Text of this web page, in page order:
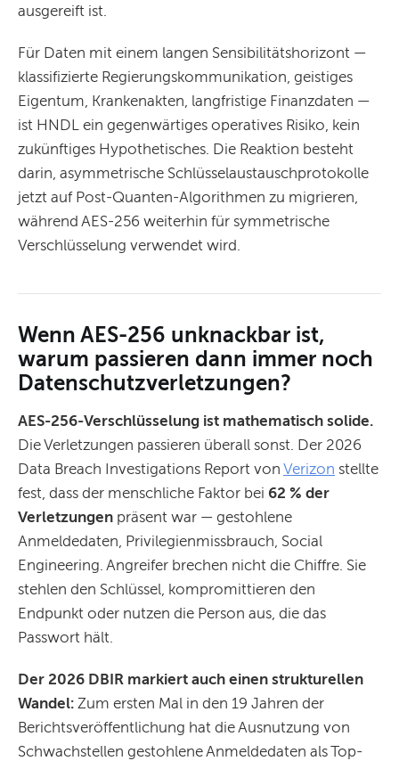
ausgereift ist.
Für Daten mit einem langen Sensibilitätshorizont —
klassifizierte Regierungskommunikation, geistiges
Eigentum, Krankenakten, langfristige Finanzdaten —
ist HNDL ein gegenwärtiges operatives Risiko, kein
zukünftiges Hypothetisches. Die Reaktion besteht
darin, asymmetrische Schlüsselaustauschprotokolle
jetzt auf Post-Quanten-Algorithmen zu migrieren,
während AES-256 weiterhin für symmetrische
Verschlüsselung verwendet wird.
Wenn AES-256 unknackbar ist,
warum passieren dann immer noch
Datenschutzverletzungen?
AES-256-Verschlüsselung ist mathematisch solide.
Die Verletzungen passieren überall sonst. Der 2026
Data Breach Investigations Report von Verizon stellte
fest, dass der menschliche Faktor bei 62 % der
Verletzungen präsent war — gestohlene
Anmeldedaten, Privilegienmissbrauch, Social
Engineering. Angreifer brechen nicht die Chiffre. Sie
stehlen den Schlüssel, kompromittieren den
Endpunkt oder nutzen die Person aus, die das
Passwort hält.
Der 2026 DBIR markiert auch einen strukturellen
Wandel: Zum ersten Mal in den 19 Jahren der
Berichtsveröffentlichung hat die Ausnutzung von
Schwachstellen gestohlene Anmeldedaten als Top-